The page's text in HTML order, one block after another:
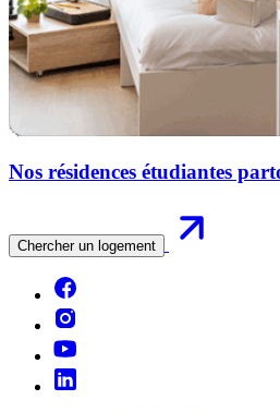
Nos résidences étudiantes
Chercher un logement